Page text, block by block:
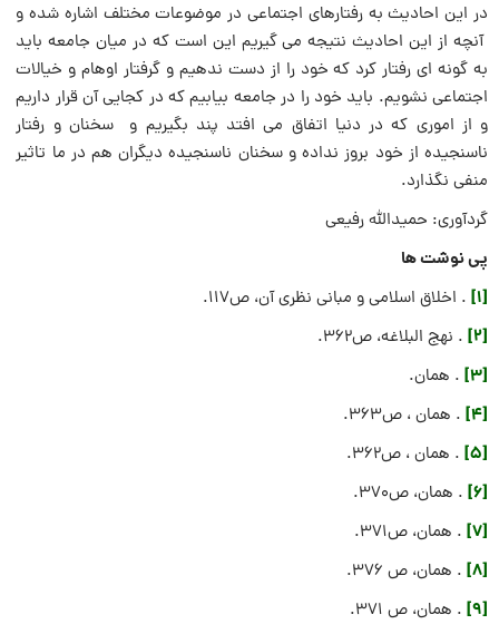
در این احادیث به رفتارهای اجتماعی در موضوعات مختلف اشاره شده و
آنچه از این احادیث نتیجه می گیریم این است که در میان جامعه باید
به گونه ای رفتار کرد که خود را از دست ندهیم و گرفتار اوهام و خیالات
اجتماعی نشویم. باید خود را در جامعه بیابیم که در کجایی آن قرار داریم
و از اموری که در دنیا اتفاق می افتد پند بگیریم و سخنان و رفتار
ناسنجیده از خود بروز نداده و سخنان ناسنجیده دیگران هم در ما تاثیر
منفی نگذارد.
گردآوری: حمیدالله رفیعی
پی نوشت ها
[1]
. اخلاق اسلامى و مبانى نظرى آن‏، ص117.
[2] . نهج البلاغه، ص362.
[3] . همان.
[4] . همان ، ص363.
[5] . همان ، ص362.
[6] . همان، ص370.
[7] . همان، ص371.
[8] . همان، ص 376.
[9] . همان، ص 371.